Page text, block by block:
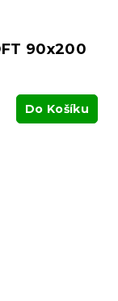
90x200
Do Košíku